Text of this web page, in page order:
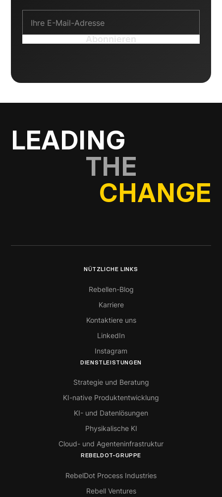
LEADING
THE
CHANGE
NÜTZLICHE LINKS
Rebellen-Blog
Karriere
Kontaktiere uns
LinkedIn
Instagram
DIENSTLEISTUNGEN
Strategie und Beratung
KI-native Produktentwicklung
KI- und Datenlösungen
Physikalische KI
Cloud- und Agenteninfrastruktur
REBELDOT-GRUPPE
RebelDot Process Industries
Rebell Ventures